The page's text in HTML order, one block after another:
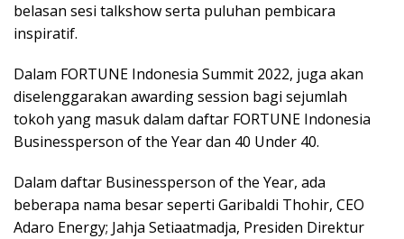
belasan sesi talkshow serta puluhan pembicara
inspiratif.
Dalam FORTUNE Indonesia Summit 2022, juga akan
diselenggarakan awarding session bagi sejumlah
tokoh yang masuk dalam daftar FORTUNE Indonesia
Businessperson of the Year dan 40 Under 40.
Dalam daftar Businessperson of the Year, ada
beberapa nama besar seperti Garibaldi Thohir, CEO
Adaro Energy; Jahja Setiaatmadja, Presiden Direktur